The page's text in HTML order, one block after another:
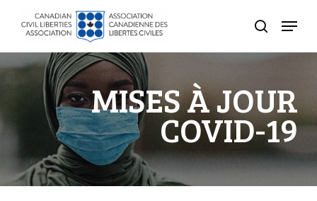
content
recherche
Menu
MISES À JOUR
COVID-19